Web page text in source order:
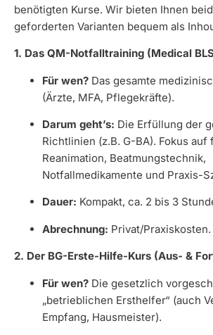
benötigten Kurse. Wir bieten Ihnen
geforderten Varianten bequem als
1. Das QM-Notfalltraining (Medical
Für wen? Das gesamte
(Ärzte, MFA, Pflegekräfte).
Darum geht’s: Die Erfüllung der
Richtlinien (z.B. G-BA). Fokus
Reanimation, Beatmungstechnik,
Notfallmedikamente und Praxis-
Dauer: Kompakt, ca. 2 bis 3
Abrechnung: Privat/Praxiskosten.
2. Der BG-Erste-Hilfe-Kurs (Aus- &
Für wen? Die gesetzlich
„betrieblichen Ersthelfer“ (auch
Empfang, Hausmeister).